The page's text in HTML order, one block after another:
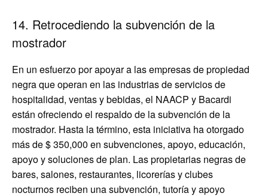
14. Retrocediendo la subvención de la
mostrador
En un esfuerzo por apoyar a las empresas de propiedad
negra que operan en las industrias de servicios de
hospitalidad, ventas y bebidas, el NAACP y Bacardi
están ofreciendo el respaldo de la subvención de la
mostrador. Hasta la término, esta iniciativa ha otorgado
más de $ 350,000 en subvenciones, apoyo, educación,
apoyo y soluciones de plan. Las propietarias negras de
bares, salones, restaurantes, licorerías y clubes
nocturnos reciben una subvención, tutoría y apoyo